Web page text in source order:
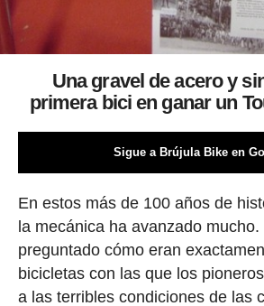
Una gravel de acero y
primera bici en ganar un
Sigue a Brújula Bike en
En estos más de 100 años de
la mecánica ha avanzado
preguntado cómo eran
bicicletas con las que los
a las terribles condiciones de las